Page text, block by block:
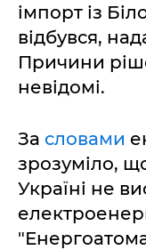
імпорт із
відбувся,
Причини
невідомі.
За словами
зрозуміло,
Україні не